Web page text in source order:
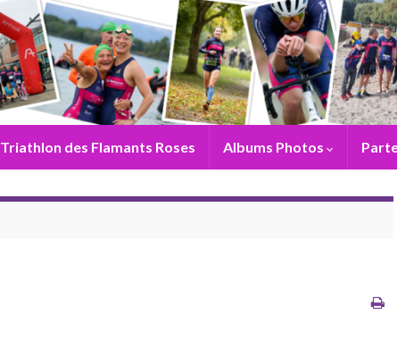
Triathlon des Flamants Roses Albums Photos